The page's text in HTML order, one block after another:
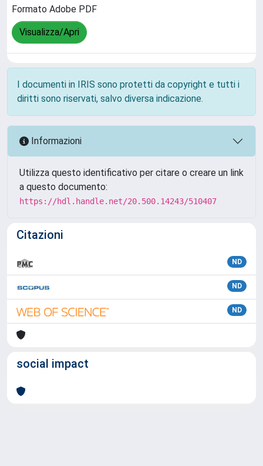
Formato Adobe PDF
Visualizza/Apri
I documenti in IRIS sono protetti da copyright e tutti i
diritti sono riservati, salvo diversa indicazione.
Informazioni
Utilizza questo identificativo per citare o creare un link
a questo documento:
https://hdl.handle.net/20.500.14243/510407
Citazioni
ND
ND
ND
social impact